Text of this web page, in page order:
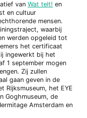
van Wat telt! en
en cultuur
mensen.
waarbij
werden opgeleid tot
het certificaat
ingewerkt bij het
1 september mogen
Zij zullen
gaan geven in de
Rijksmuseum, het EYE
Goghmuseum, de
Amsterdam en